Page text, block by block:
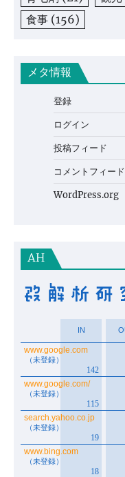
食事 (156)
メタ情報
登録
ログイン
投稿フィード
コメントフィード
WordPress.org
AH